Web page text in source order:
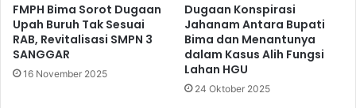
FMPH Bima Sorot Dugaan
Upah Buruh Tak Sesuai
RAB, Revitalisasi SMPN 3
SANGGAR
16 November 2025
Dugaan Konspirasi
Jahanam Antara Bupati
Bima dan Menantunya
dalam Kasus Alih Fungsi
Lahan HGU
24 Oktober 2025